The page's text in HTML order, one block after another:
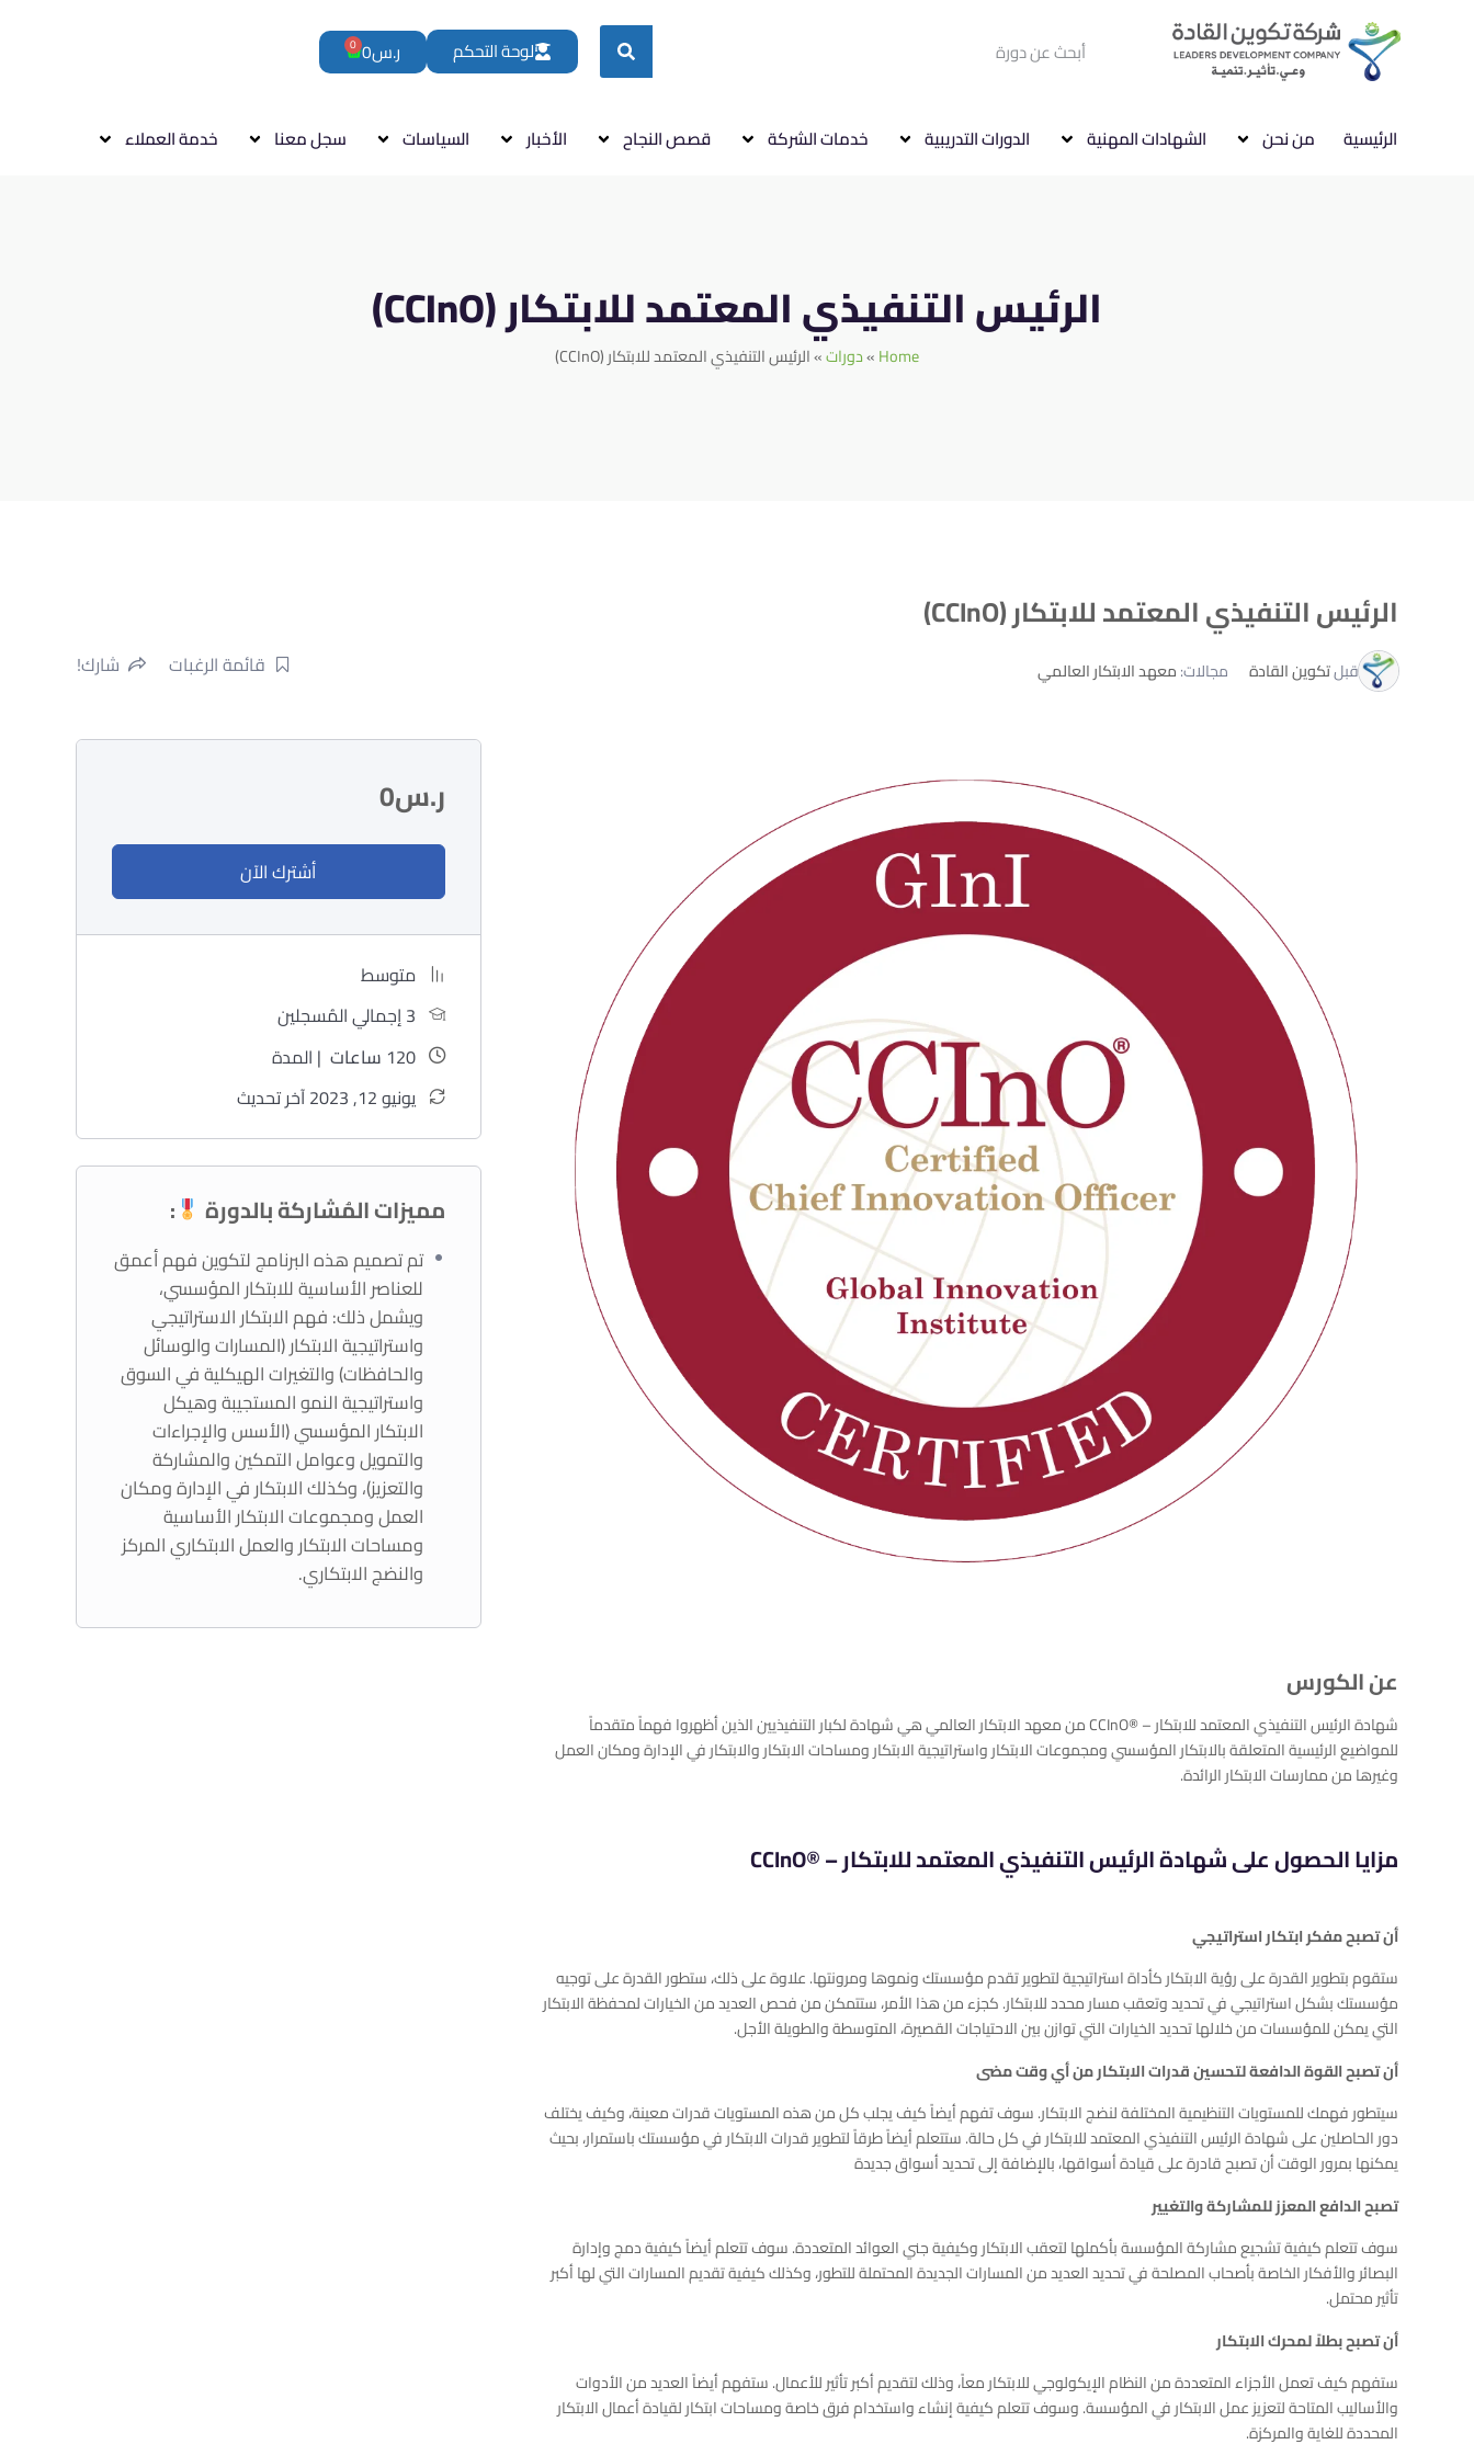
لوحة التحكم ر.س0
0
الرئيسية من نحن الشهادات المهنية الدورات التدريبية خدمات الشركة قصص النجاح الأخبار السياسات سجل معنا خدمة العملاء
الرئيس التنفيذي المعتمد للابتكار (CCInO)
Home
»دورات»الرئيس التنفيذي المعتمد للابتكار (CCInO)
الرئيس التنفيذي المعتمد للابتكار (CCInO)
قبلتكوين القادة مجالات:معهد الابتكار العالمي قائمة الرغبات شارك!
عن الكورس
شهادة الرئيس التنفيذي المعتمد للابتكار – ®CCInO من معهد الابتكار العالمي هي شهادة لكبار التنفيذيين الذين أظهروا فهماً متقدماً
للمواضيع الرئيسية المتعلقة بالابتكار المؤسسي ومجموعات الابتكار واستراتيجية الابتكار ومساحات الابتكار والابتكار في الإدارة ومكان العمل
وغيرها من ممارسات الابتكار الرائدة.
مزايا الحصول على شهادة الرئيس التنفيذي المعتمد للابتكار – ®CCInO
أن تصبح مفكر ابتكار استراتيجي
ستقوم بتطوير القدرة على رؤية الابتكار كأداة استراتيجية لتطوير تقدم مؤسستك ونموها ومرونتها. علاوة على ذلك، ستطور القدرة على توجيه
مؤسستك بشكل استراتيجي في تحديد وتعقب مسار محدد للابتكار. كجزء من هذا الأمر، ستتمكن من فحص العديد من الخيارات لمحفظة الابتكار
التي يمكن للمؤسسات من خلالها تحديد الخيارات التي توازن بين الاحتياجات القصيرة، المتوسطة والطويلة الأجل.
أن تصبح القوة الدافعة لتحسين قدرات الابتكار من أي وقت مضى
سيتطور فهمك للمستويات التنظيمية المختلفة لنضج الابتكار. سوف تفهم أيضاً كيف يجلب كل من هذه المستويات قدرات معينة، وكيف يختلف
دور الحاصلين على شهادة الرئيس التنفيذي المعتمد للابتكار في كل حالة. ستتعلم أيضاً طرقاً لتطوير قدرات الابتكار في مؤسستك باستمرار، بحيث
يمكنها بمرور الوقت أن تصبح قادرة على قيادة أسواقها، بالإضافة إلى تحديد أسواق جديدة
تصبح الدافع المعزز للمشاركة والتغيير
سوف تتعلم كيفية تشجيع مشاركة المؤسسة بأكملها لتعقب الابتكار وكيفية جني العوائد المتعددة. سوف تتعلم أيضاً كيفية دمج وإدارة
البصائر والأفكار الخاصة بأصحاب المصلحة في تحديد العديد من المسارات الجديدة المحتملة للتطور، وكذلك كيفية تقديم المسارات التي لها أكبر
تأثير محتمل.
أن تصبح بطلاً لمحرك الابتكار
ستفهم كيف تعمل الأجزاء المتعددة من النظام الإيكولوجي للابتكار معاً، وذلك لتقديم أكبر تأثير للأعمال. ستفهم أيضاً العديد من الأدوات
والأساليب المتاحة لتعزيز عمل الابتكار في المؤسسة. وسوف تتعلم كيفية إنشاء واستخدام فرق خاصة ومساحات ابتكار لقيادة أعمال الابتكار
المحددة للغاية والمركزة.
ر.س0
أشترك الآن
متوسط
3 إجمالي المُسجلين
120 ساعات | المدة
يونيو 12, 2023 آخر تحديث
مميزات المُشاركة بالدورة :
تم تصميم هذه البرنامج لتكوين فهم أعمق
للعناصر الأساسية للابتكار المؤسسي،
ويشمل ذلك: فهم الابتكار الاستراتيجي
واستراتيجية الابتكار (المسارات والوسائل
والحافظات) والتغيرات الهيكلية في السوق
واستراتيجية النمو المستجيبة وهيكل
الابتكار المؤسسي (الأسس والإجراءات
والتمويل وعوامل التمكين والمشاركة
والتعزيز)، وكذلك الابتكار في الإدارة ومكان
العمل ومجموعات الابتكار الأساسية
ومساحات الابتكار والعمل الابتكاري المركز
والنضج الابتكاري.